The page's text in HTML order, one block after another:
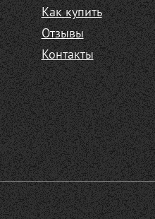
Как купить
Отзывы
Контакты